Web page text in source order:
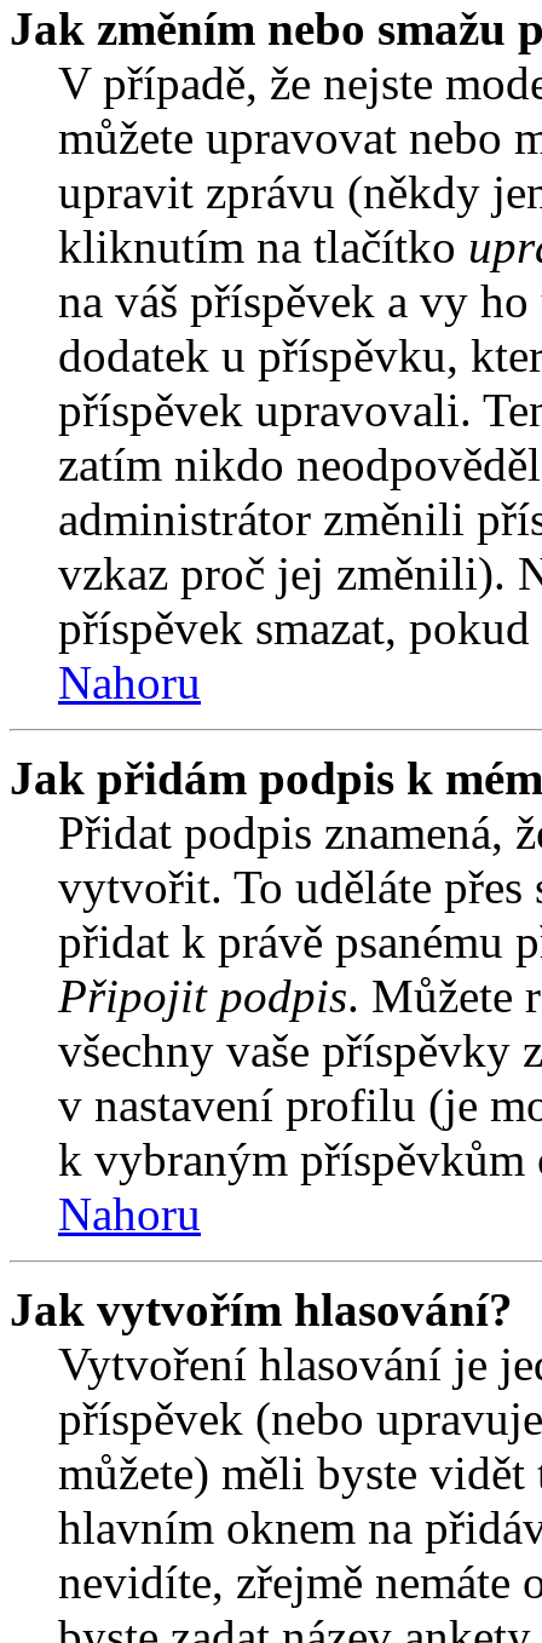
Jak změním nebo smažu
V případě, že nejste
můžete upravovat nebo
upravit zprávu (někdy
kliknutím na tlačítko
na váš příspěvek a vy
dodatek u příspěvku,
příspěvek upravovali.
zatím nikdo
administrátor změnili
vzkaz proč jej změnili).
příspěvek smazat,
Nahoru
Jak přidám podpis k
Přidat podpis znamená,
vytvořit. To uděláte
přidat k právě psanému
Připojit podpis. Můžete
všechny vaše příspěvky
v nastavení profilu (je
k vybraným příspěvkům
Nahoru
Jak vytvořím hlasování?
Vytvoření hlasování je
příspěvek (nebo
můžete) měli byste
hlavním oknem na
nevidíte, zřejmě